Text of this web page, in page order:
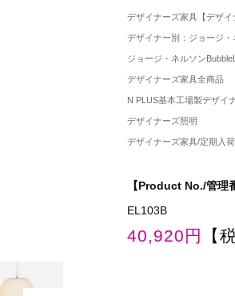
デザイナーズ家具【デザイ
デザイナー別：ジョージ・
ジョージ・ネルソン
デザイナーズ家具全商品
N PLUS基本工場製デザイ
デザイナーズ照明
デザイナーズ家具/定期入
【Product No./管理
EL103B
40,920円 【